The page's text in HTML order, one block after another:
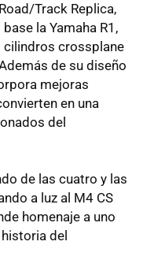
Track Replica,
la Yamaha R1,
cilindros crossplane
de su diseño
mejoras
en una
del
de las cuatro y las
a luz al M4 CS
homenaje a uno
del